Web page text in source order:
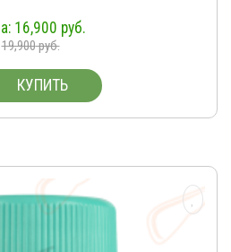
16,900 руб.
19,900руб.
КУПИТЬ